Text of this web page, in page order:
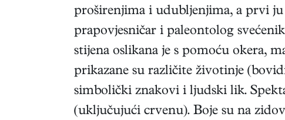
proširenjima i udubljenjima, a prvi
prapovjesničar i paleontolog
stijena oslikana je s pomoću okera,
prikazane su različite životinje
simbolički znakovi i ljudski lik.
(uključujući crvenu). Boje su na